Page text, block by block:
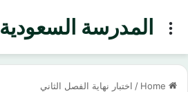
المدرسة السعوديةMenu
/ اختبار نهاية الفصل الثاني